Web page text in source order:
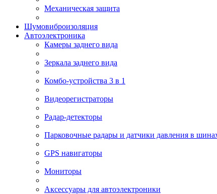
Механическая защита
Шумовиброизоляция
Автоэлектроника
Камеры заднего вида
Зеркала заднего вида
Комбо-устройства 3 в 1
Видеорегистраторы
Радар-детекторы
Парковочные радары и датчики давления в
GPS навигаторы
Мониторы
Аксессуары для автоэлектроники